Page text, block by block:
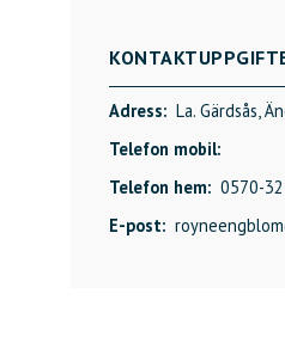
Adress: La. Gärdsås,
Telefon mobil:
Telefon hem: 0570-
E-post: